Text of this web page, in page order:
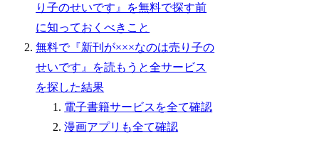
り子のせいです』を無料で探す前
に知っておくべきこと
無料で『新刊が×××なのは売り子の
せいです』を読もうと全サービス
を探した結果
電子書籍サービスを全て確認
漫画アプリも全て確認